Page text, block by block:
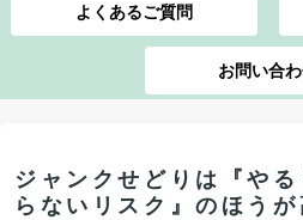
よくあるご質問
お問い合
ジャンクせどりは『や
らないリスク』のほうが